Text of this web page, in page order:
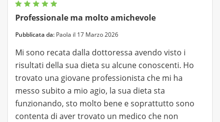
Professionale ma molto amichevole
Pubblicata da: Paola il 17 Marzo 2026
Mi sono recata dalla dottoressa avendo visto i
risultati della sua dieta su alcune conoscenti. Ho
trovato una giovane professionista che mi ha
messo subito a mio agio, la sua dieta sta
funzionando, sto molto bene e soprattutto sono
contenta di aver trovato un medico che non